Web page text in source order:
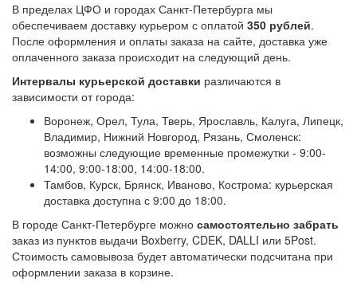
В пределах ЦФО и городах Санкт-Петербурга мы
обеспечиваем доставку курьером с оплатой 350 рублей.
После оформления и оплаты заказа на сайте, доставка уже
оплаченного заказа происходит на следующий день.
Интервалы курьерской доставки различаются в
зависимости от города:
Воронеж, Орел, Тула, Тверь, Ярославль, Калуга, Липецк,
Владимир, Нижний Новгород, Рязань, Смоленск:
возможны следующие временные промежутки - 9:00-
14:00, 9:00-18:00, 14:00-18:00.
Тамбов, Курск, Брянск, Иваново, Кострома: курьерская
доставка доступна с 9:00 до 18:00.
В городе Санкт-Петербурге можно самостоятельно забрать
заказ из пунктов выдачи Boxberry, CDEK, DALLI или 5Post.
Стоимость самовывоза будет автоматически подсчитана при
оформлении заказа в корзине.